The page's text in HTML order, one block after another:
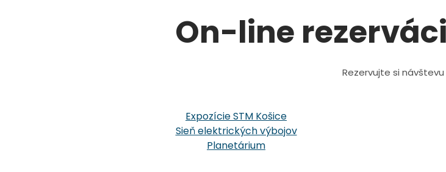
On-line
Rezervujte si
Expozície STM Košice
Sieň elektrických výbojov
Planetárium